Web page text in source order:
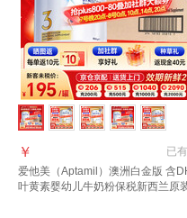
已有
￥
爱他美（Aptamil）澳洲白金版 含
叶黄素婴幼儿牛奶粉保税新西兰原